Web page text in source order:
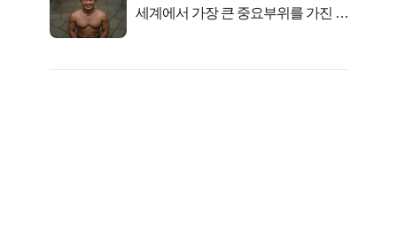
세계에서 가장 큰 중요부위를 가진 남